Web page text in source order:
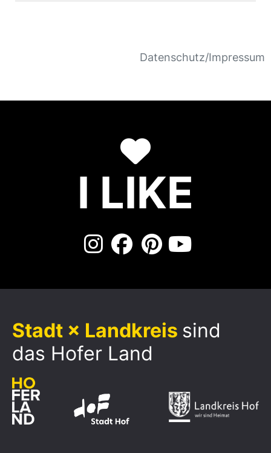
Datenschutz/Impressum
I LIKE
Stadt × Landkreis sind
das Hofer Land